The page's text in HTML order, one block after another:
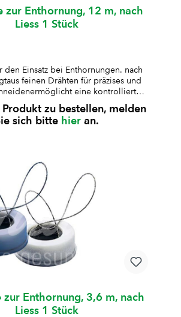
zur Enthornung, 12 m, nach
Liess 1 Stück
den Einsatz bei Enthornungen. nach
feinen Drähten für präzises und
eine kontrollierte
Schnittführungflexibel und
reissfestpraktische
mit stab- oder
Produkt zu bestellen, melden
sich bitte hier an.
zur Enthornung, 3,6 m, nach
Liess 1 Stück